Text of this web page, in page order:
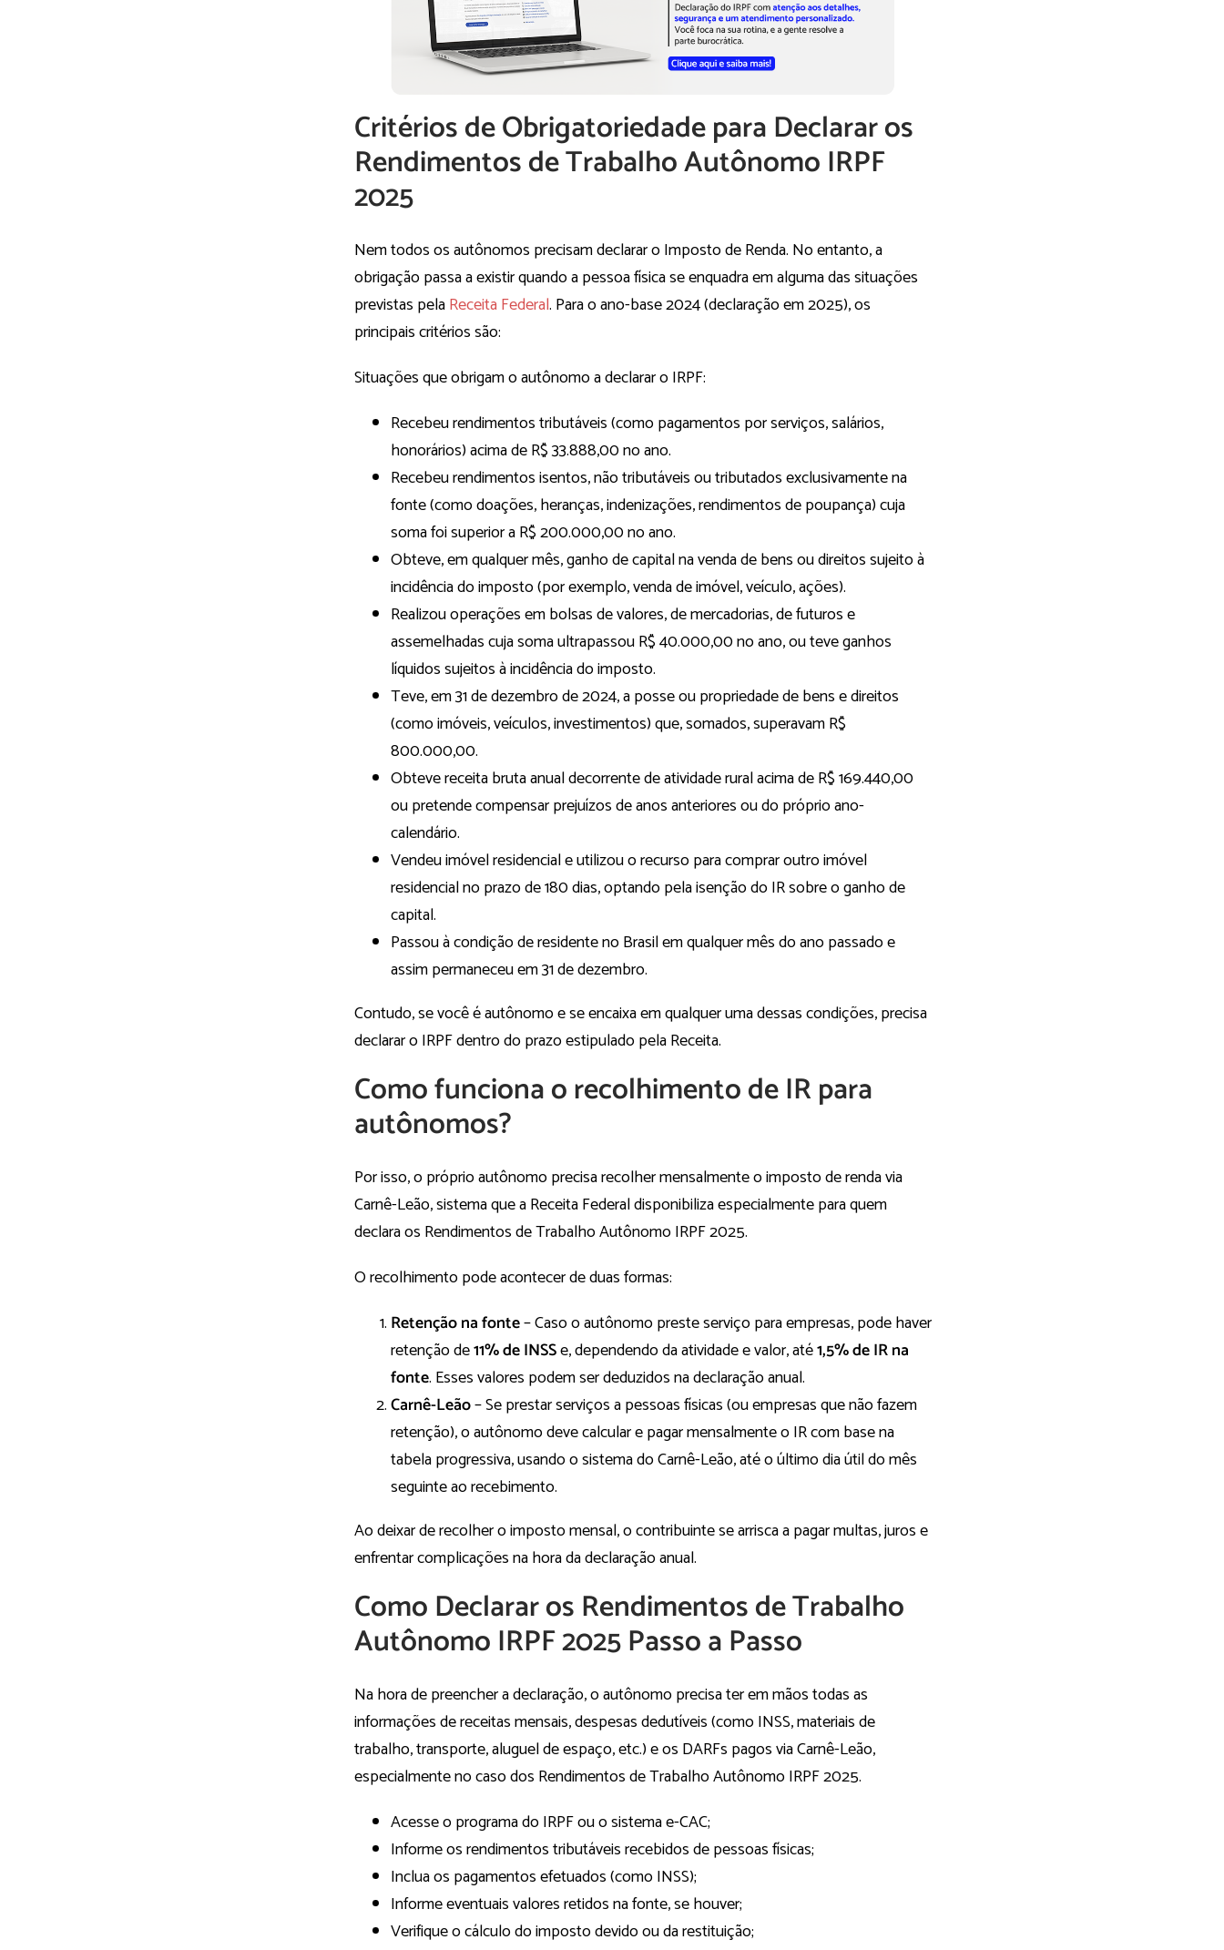
Critérios de Obrigatoriedade para Declarar os
Rendimentos de Trabalho Autônomo IRPF
2025
Nem todos os autônomos precisam declarar o Imposto de Renda. No entanto, a
obrigação passa a existir quando a pessoa física se enquadra em alguma das situações
previstas pelaReceita Federal. Para o ano-base 2024 (declaração em 2025), os
principais critérios são:
Situações que obrigam o autônomo a declarar o IRPF:
Recebeu rendimentos tributáveis (como pagamentos por serviços, salários,
honorários) acima de R$ 33.888,00 no ano.
Recebeu rendimentos isentos, não tributáveis ou tributados exclusivamente na
fonte (como doações, heranças, indenizações, rendimentos de poupança) cuja
soma foi superior a R$ 200.000,00 no ano.
Obteve, em qualquer mês, ganho de capital na venda de bens ou direitos sujeito à
incidência do imposto (por exemplo, venda de imóvel, veículo, ações).
Realizou operações em bolsas de valores, de mercadorias, de futuros e
assemelhadas cuja soma ultrapassou R$ 40.000,00 no ano, ou teve ganhos
líquidos sujeitos à incidência do imposto.
Teve, em 31 de dezembro de 2024, a posse ou propriedade de bens e direitos
(como imóveis, veículos, investimentos) que, somados, superavam R$
800.000,00.
Obteve receita bruta anual decorrente de atividade rural acima de R$ 169.440,00
ou pretende compensar prejuízos de anos anteriores ou do próprio ano-
calendário.
Vendeu imóvel residencial e utilizou o recurso para comprar outro imóvel
residencial no prazo de 180 dias, optando pela isenção do IR sobre o ganho de
capital.
Passou à condição de residente no Brasil em qualquer mês do ano passado e
assim permaneceu em 31 de dezembro.
Contudo, se você é autônomo e se encaixa em qualquer uma dessas condições, precisa
declarar o IRPF dentro do prazo estipulado pela Receita.
Como funciona o recolhimento de IR para
autônomos?
Por isso, o próprio autônomo precisa recolher mensalmente o imposto de renda via
Carnê-Leão, sistema que a Receita Federal disponibiliza especialmente para quem
declara os Rendimentos de Trabalho Autônomo IRPF 2025.
O recolhimento pode acontecer de duas formas:
Retenção na fonte– Caso o autônomo preste serviço para empresas, pode haver
retenção de11% de INSSe, dependendo da atividade e valor, até1,5% de IR na
fonte. Esses valores podem ser deduzidos na declaração anual.
Carnê-Leão– Se prestar serviços a pessoas físicas (ou empresas que não fazem
retenção), o autônomo deve calcular e pagar mensalmente o IR com base na
tabela progressiva, usando o sistema do Carnê-Leão, até o último dia útil do mês
seguinte ao recebimento.
Ao deixar de recolher o imposto mensal, o contribuinte se arrisca a pagar multas, juros e
enfrentar complicações na hora da declaração anual.
Como Declarar os Rendimentos de Trabalho
Autônomo IRPF 2025 Passo a Passo
Na hora de preencher a declaração, o autônomo precisa ter em mãos todas as
informações de receitas mensais, despesas dedutíveis (como INSS, materiais de
trabalho, transporte, aluguel de espaço, etc.) e os DARFs pagos via Carnê-Leão,
especialmente no caso dos Rendimentos de Trabalho Autônomo IRPF 2025.
Acesse o programa do IRPF ou o sistema e-CAC;
Informe os rendimentos tributáveis recebidos de pessoas físicas;
Inclua os pagamentos efetuados (como INSS);
Informe eventuais valores retidos na fonte, se houver;
Verifique o cálculo do imposto devido ou da restituição;